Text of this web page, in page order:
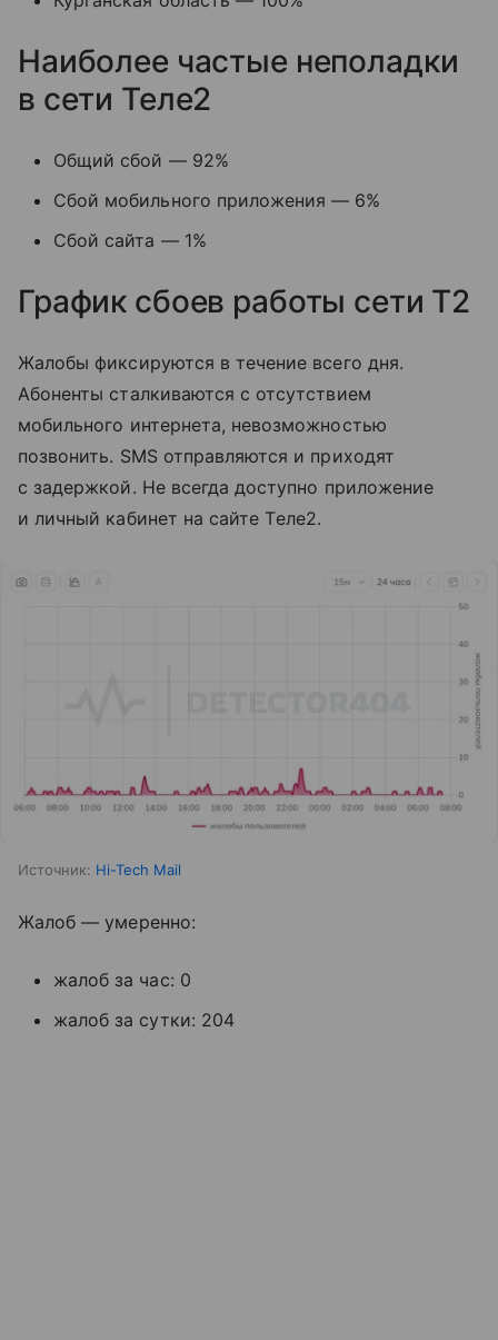
Наиболее частые неполадки
в сети Теле2
Общий сбой — 92%
Сбой мобильного приложения — 6%
Сбой сайта — 1%
График сбоев работы сети T2
Жалобы фиксируются в течение всего дня.
Абоненты сталкиваются с отсутствием
мобильного интернета, невозможностью
позвонить. SMS отправляются и приходят
с задержкой. Не всегда доступно приложение
и личный кабинет на сайте Tеле2.
Источник: Hi-Tech Mail
Жалоб — умеренно:
жалоб за час: 0
жалоб за сутки: 204